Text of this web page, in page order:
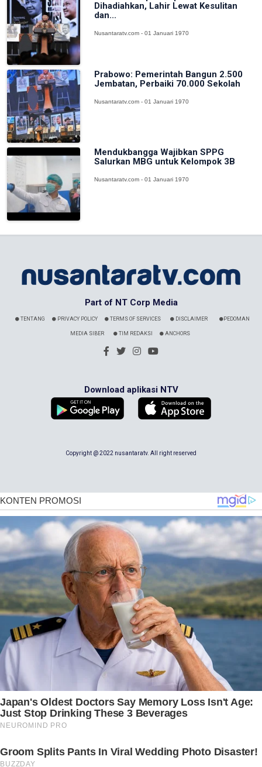
Dihadiahkan, Lahir Lewat Kesulitan
dan...
Nusantaratv.com - 01 Januari 1970
Prabowo: Pemerintah Bangun 2.500
Jembatan, Perbaiki 70.000 Sekolah
Nusantaratv.com - 01 Januari 1970
Mendukbangga Wajibkan SPPG
Salurkan MBG untuk Kelompok 3B
Nusantaratv.com - 01 Januari 1970
Part of NT Corp Media
TENTANG PRIVACY POLICY TERMS OF SERVICES DISCLAIMER PEDOMAN
MEDIA SIBER TIM REDAKSI ANCHORS
Download aplikasi NTV
Copyright @ 2022 nusantaratv. All right reserved